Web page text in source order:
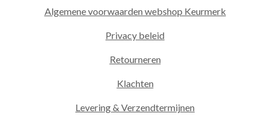
Algemene voorwaarden webshop Keurmerk
Privacy beleid
Retourneren
Klachten
Levering & Verzendtermijnen